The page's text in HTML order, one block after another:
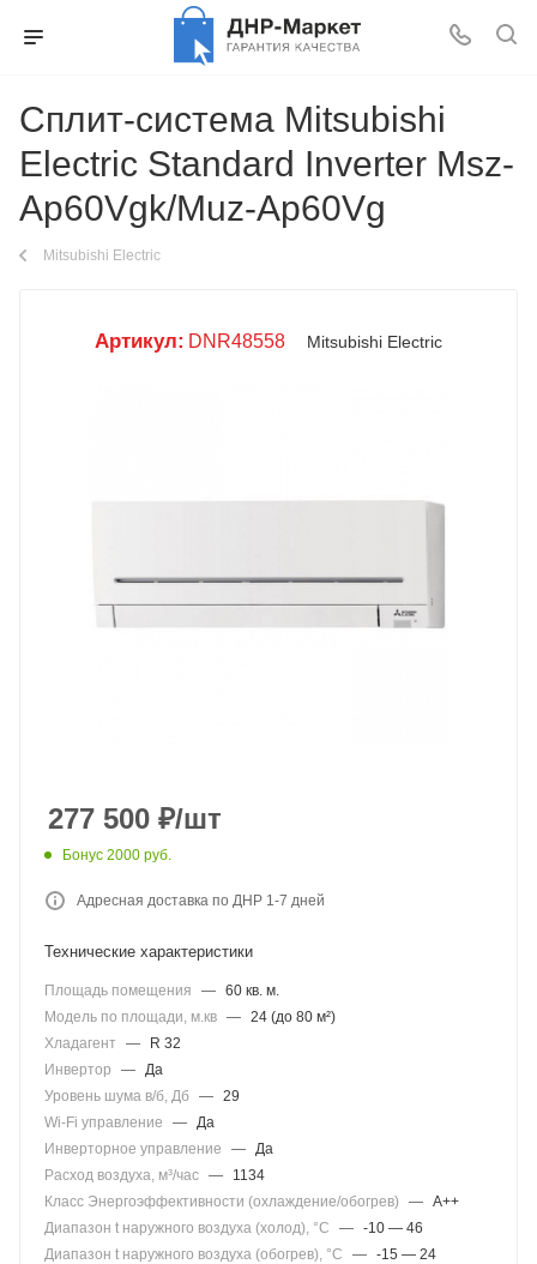
Сплит-система Mitsubishi
Electric Standard Inverter Msz-
Ap60Vgk/Muz-Ap60Vg
Mitsubishi Electric
Артикул: DNR48558 Mitsubishi Electric
277 500 ₽/шт
Бонус 2000 руб.
Адресная доставка по ДНР 1-7 дней
Технические характеристики
Площадь помещения — 60 кв. м.
Модель по площади, м.кв — 24 (до 80 м²)
Хладагент
—
R 32
Инвертор
— Да
Уровень шума в/б, Дб — 29
Wi-Fi управление
— Да
Инверторное управление
— Да
Расход воздуха, м³/час —
1134
Класс Энергоэффективности (охлаждение/обогрев)
— A++
Диапазон t наружного воздуха (холод), °C
— -10 — 46
Диапазон t наружного воздуха (обогрев), °C
— -15 — 24